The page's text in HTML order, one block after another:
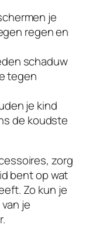
je
regen en
schaduw
tegen
je kind
de koudste
zorg
bent op wat
Zo kun je
je